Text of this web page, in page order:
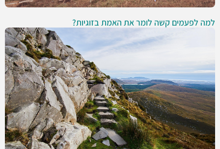
למה לפעמים קשה לומר את האמת בזוגיות?